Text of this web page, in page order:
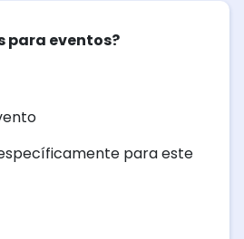
para eventos?
para este